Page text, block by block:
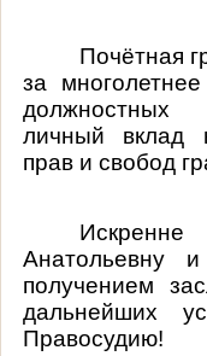
Почётная
за
должностных
личный вклад
прав и свобод
Анатольевну
получением
дальнейших
Правосудию!